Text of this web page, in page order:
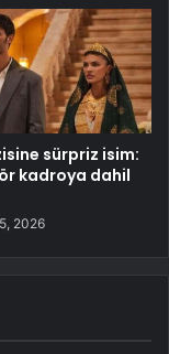
sürpriz isim:
kadroya dahil
2026